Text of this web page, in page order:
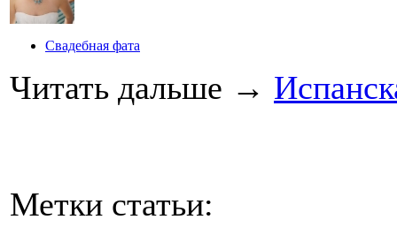
Свадебная фата
Читать дальше →
Метки статьи: